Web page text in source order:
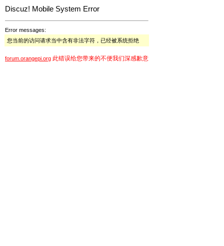
Discuz! Mobile System Error
Error messages:
您当前的访问请求当中含有非法字符，已经被系统拒绝
forum.orangepi.org 此错误给您带来的不便我们深感歉意